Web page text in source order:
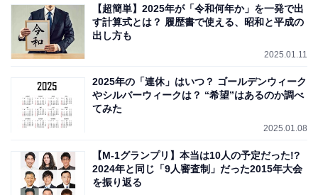
【超簡単】2025年が「令和何年か」を一発で出
す計算式とは？ 履歴書で使える、昭和と平成の
出し方も
2025.01.11
2025年の「連休」はいつ？ ゴールデンウィーク
やシルバーウィークは？ “希望”はあるのか調べ
てみた
2025.01.08
【M-1グランプリ】本当は10人の予定だった!?
2024年と同じ「9人審査制」だった2015年大会
を振り返る